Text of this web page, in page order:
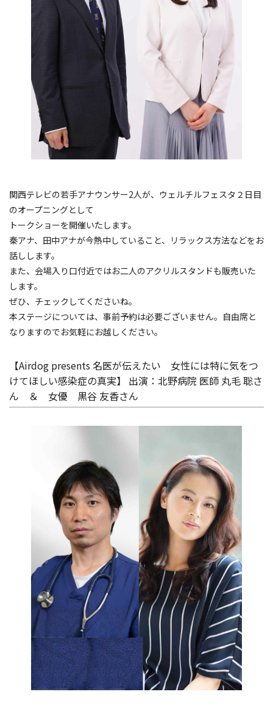
関西テレビの若手アナウンサー2人が、ウェルチルフェスタ２日目
のオープニングとして
トークショーを開催いたします。
秦アナ、田中アナが今熱中していること、リラックス方法などをお
話しします。
また、会場入り口付近ではお二人のアクリルスタンドも販売いた
します。
ぜひ、チェックしてくださいね。
本ステージについては、事前予約は必要ございません。自由席と
なりますのでお気軽にお越しください。
【Airdog presents 名医が伝えたい 女性には特に気をつ
けてほしい感染症の真実】 出演：北野病院 医師 丸毛 聡さ
ん ＆ 女優 黒谷 友香さん